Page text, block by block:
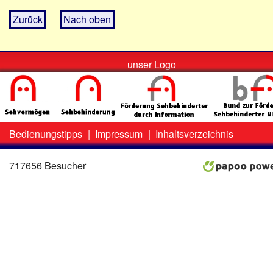
Zurück Nach oben
unser Logo
Zweit-
Menü
Bedienungstipps | Impressum | Inhaltsverzeichnis
717656 Besucher